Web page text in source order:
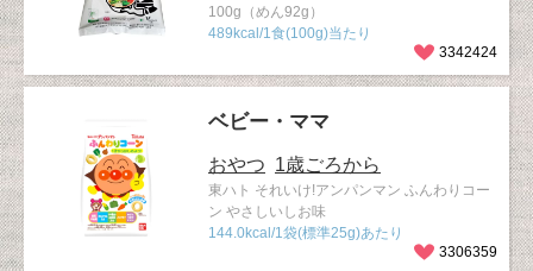
100g（めん92g）
489kcal/1食(100g)当たり
3342424
ベビー・ママ
おやつ 1歳ごろから
東ハト それいけ!アンパンマン ふんわりコー
ン やさしいしお味
144.0kcal/1袋(標準25g)あたり
3306359